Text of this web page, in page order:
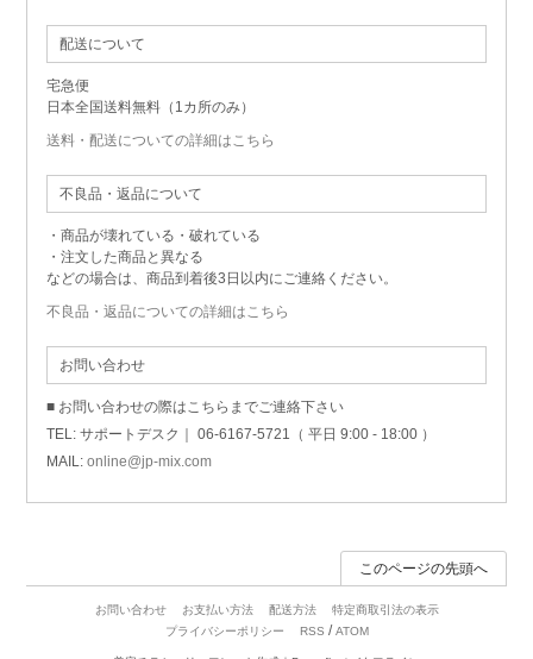
配送について
宅急便
日本全国送料無料（1カ所のみ）
送料・配送についての詳細はこちら
不良品・返品について
・商品が壊れている・破れている
・注文した商品と異なる
などの場合は、商品到着後3日以内にご連絡ください。
不良品・返品についての詳細はこちら
お問い合わせ
■ お問い合わせの際はこちらまでご連絡下さい
TEL: サポートデスク｜ 06-6167-5721（ 平日 9:00 - 18:00 ）
MAIL: online@jp-mix.com
このページの先頭へ
お問い合わせ お支払い方法 配送方法
特定商取引法の表示
プライバシーポリシー
RSS /ATOM